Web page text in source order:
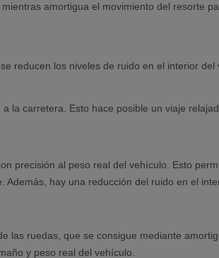
amortigua el movimiento del resorte
reducen los niveles de ruido en el interior del
la carretera. Esto hace posible un viaje
precisión al peso real del vehículo. Esto
hay una reducción del ruido en el
las ruedas, que se consigue mediante
y peso real del vehículo.